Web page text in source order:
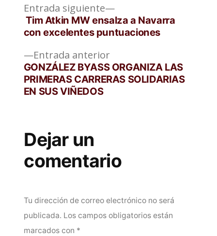
Navegación
de
entradas
Entrada anteriorEntrada
anterior:
GONZÁLEZ BYASS ORGANIZA LAS
PRIMERAS CARRERAS SOLIDARIAS
EN SUS VIÑEDOS
Entrada siguiente
Entrada
siguiente:
Tim Atkin MW ensalza a Navarra
con excelentes puntuaciones
Dejar un
comentario
Tu dirección de correo electrónico no será
publicada. Los campos obligatorios están
marcados con *